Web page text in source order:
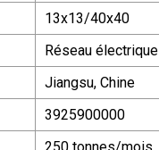
13x13/40x40
Réseau électrique
Jiangsu, Chine
3925900000
250 tonnes/mois